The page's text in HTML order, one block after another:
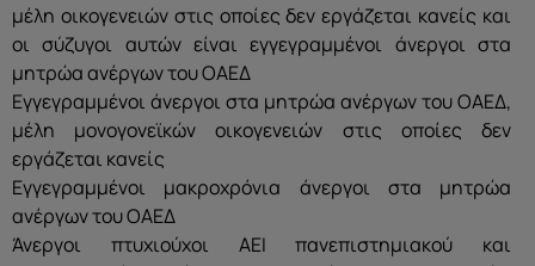
μέλη οικογενειών στις οποίες δεν εργάζεται κανείς και
οι σύζυγοι αυτών είναι εγγεγραμμένοι άνεργοι στα
μητρώα ανέργων του ΟΑΕΔ
Εγγεγραμμένοι άνεργοι στα μητρώα ανέργων του ΟΑΕΔ,
μέλη μονογονεϊκών οικογενειών στις οποίες δεν
εργάζεται κανείς
Εγγεγραμμένοι μακροχρόνια άνεργοι στα μητρώα
ανέργων του ΟΑΕΔ
Άνεργοι πτυχιούχοι ΑΕΙ πανεπιστημιακού και